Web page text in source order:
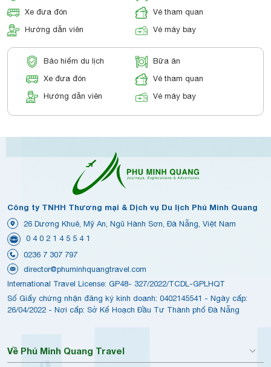
Xe đưa đón
Vé tham quan
Hướng dẫn viên
Vé máy bay
Bảo hiểm du lịch
Bữa ăn
Xe đưa đón
Vé tham quan
Hướng dẫn viên
Vé máy bay
Công ty TNHH Thương mại & Dịch vụ Du lịch Phú Minh Quang
26 Dương Khuê, Mỹ An, Ngũ Hành Sơn, Đà Nẵng, Việt Nam
0 4 0 2 1 4 5 5 4 1
0236 7 307 797
director@phuminhquangtravel.com
International Travel License: GP48- 327/2022/TCDL-GPLHQT
Số Giấy chứng nhận đăng ký kinh doanh: 0402145541 - Ngày cấp:
26/04/2022 - Nơi cấp: Sở Kế Hoạch Đầu Tư Thành phố Đà Nẵng
Về Phú Minh Quang Travel